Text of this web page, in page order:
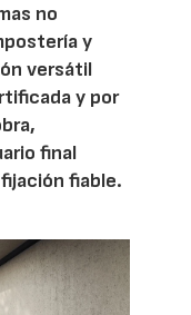
no
y
versátil
y por
final
fiable.